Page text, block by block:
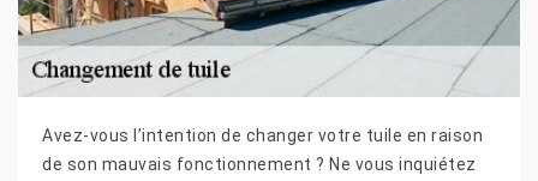
Avez-vous l’intention de changer votre tuile en raison
de son mauvais fonctionnement ? Ne vous inquiétez